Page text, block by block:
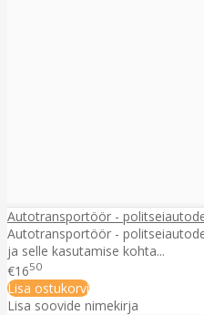
Autotransportöör -
Autotransportöör -
ja selle kasutamise kohta...
€1650
Lisa ostukorvi
Lisa soovide nimekirja